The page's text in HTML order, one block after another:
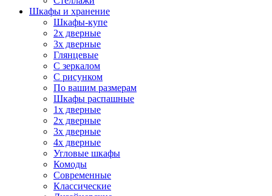
Шкафы и хранение
Шкафы-купе
2х дверные
3х дверные
Глянцевые
С зеркалом
С рисунком
По вашим размерам
Шкафы распашные
1х дверные
2х дверные
3х дверные
4х дверные
Угловые шкафы
Комоды
Современные
Классические